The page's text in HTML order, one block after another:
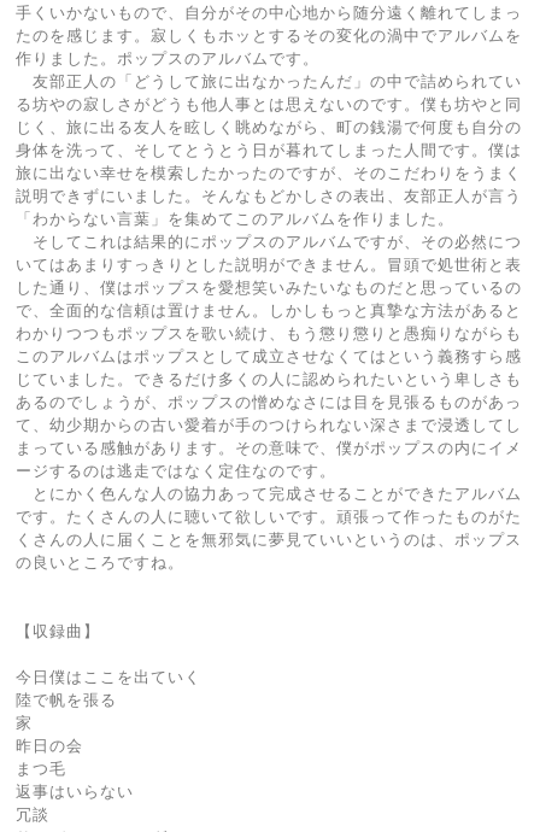
手くいかないもので、自分がその中心地から随分遠く離れてしまっ
たのを感じます。寂しくもホッとするその変化の渦中でアルバムを
作りました。ポップスのアルバムです。
友部正人の「どうして旅に出なかったんだ」の中で詰められてい
る坊やの寂しさがどうも他人事とは思えないのです。僕も坊やと同
じく、旅に出る友人を眩しく眺めながら、町の銭湯で何度も自分の
身体を洗って、そしてとうとう日が暮れてしまった人間です。僕は
旅に出ない幸せを模索したかったのですが、そのこだわりをうまく
説明できずにいました。そんなもどかしさの表出、友部正人が言う
「わからない言葉」を集めてこのアルバムを作りました。
そしてこれは結果的にポップスのアルバムですが、その必然につ
いてはあまりすっきりとした説明ができません。冒頭で処世術と表
した通り、僕はポップスを愛想笑いみたいなものだと思っているの
で、全面的な信頼は置けません。しかしもっと真摯な方法があると
わかりつつもポップスを歌い続け、もう懲り懲りと愚痴りながらも
このアルバムはポップスとして成立させなくてはという義務すら感
じていました。できるだけ多くの人に認められたいという卑しさも
あるのでしょうが、ポップスの憎めなさには目を見張るものがあっ
て、幼少期からの古い愛着が手のつけられない深さまで浸透してし
まっている感触があります。その意味で、僕がポップスの内にイメ
ージするのは逃走ではなく定住なのです。
とにかく色んな人の協力あって完成させることができたアルバム
です。たくさんの人に聴いて欲しいです。頑張って作ったものがた
くさんの人に届くことを無邪気に夢見ていいというのは、ポップス
の良いところですね。
【収録曲】
今日僕はここを出ていく
陸で帆を張る
家
昨日の会
まつ毛
返事はいらない
冗談